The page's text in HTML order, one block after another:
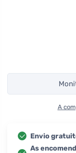
A
Envio
As